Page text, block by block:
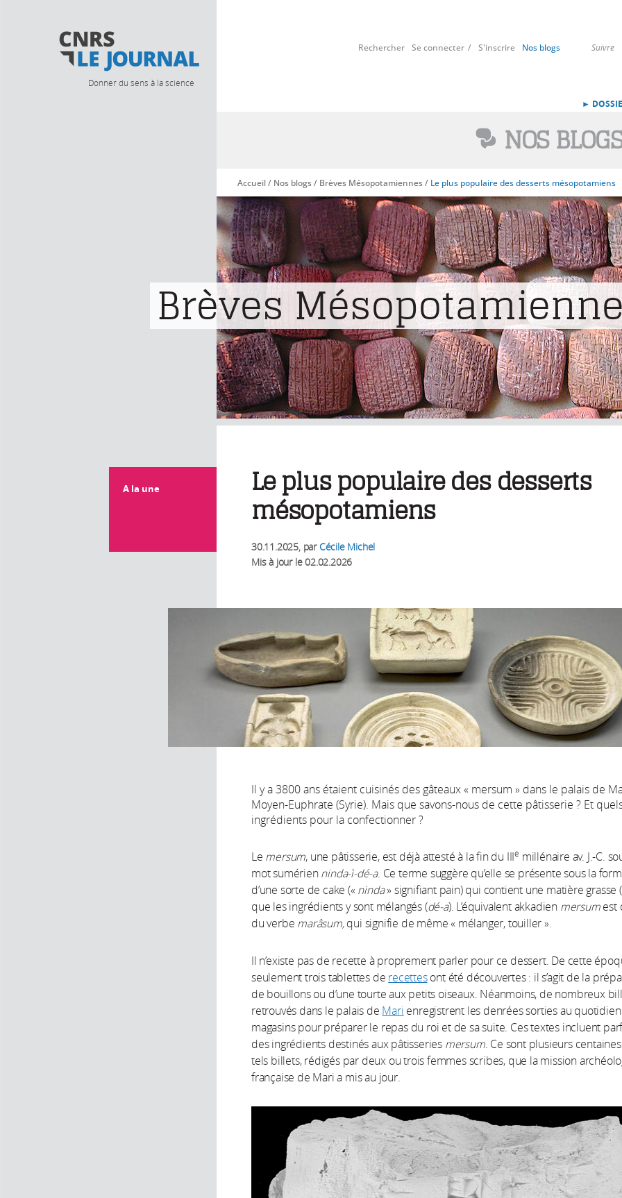
Donner du sens à la science
Suivre
Rechercher Se connecter S'inscrire Nos blogs
►
NOS
Vous êtes ici
Accueil/ Nos blogs/ Brèves Mésopotamiennes/ Le plus populaire des desserts mésopotamiens
Brèves
A la une
Le plus populaire des desserts
mésopotamiens
30.11.2025, parCécile Michel
Mis à jour le02.02.2026
Il y a 3800 ans étaient cuisinés des gâteaux « mersum » dans le palais de
Moyen-Euphrate (Syrie). Mais que savons-nous de cette pâtisserie ? Et
ingrédients pour la confectionner ?
Le mersum, une pâtisserie, est déjà attesté à la fin du IIIe millénaire av. J.-C.
mot sumérien ninda-ì-dé-a. Ce terme suggère qu’elle se présente sous la
d’une sorte de cake (« ninda» signifiant pain) qui contient une matière grasse (
que les ingrédients y sont mélangés (dé-a). L’équivalent akkadien mersum est
du verbe marâsum, qui signifie de même « mélanger, touiller ».
Il n’existe pas de recette à proprement parler pour ce dessert. De cette
seulement trois tablettes de recettesont été découvertes : il s’agit de la
de bouillons ou d’une tourte aux petits oiseaux. Néanmoins, de nombreux
retrouvés dans le palais de Mari enregistrent les denrées sorties au
magasins pour préparer le repas du roi et de sa suite. Ces textes incluent
des ingrédients destinés aux pâtisseries mersum. Ce sont plusieurs
tels billets, rédigés par deux ou trois femmes scribes, que la mission
française de Mari a mis au jour.